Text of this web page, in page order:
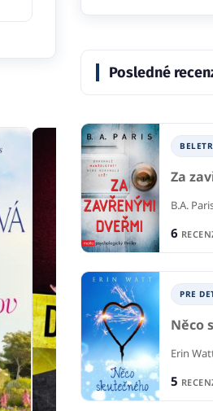
Posledné
Za
B.A.
6
PRE
Něco
Erin
5